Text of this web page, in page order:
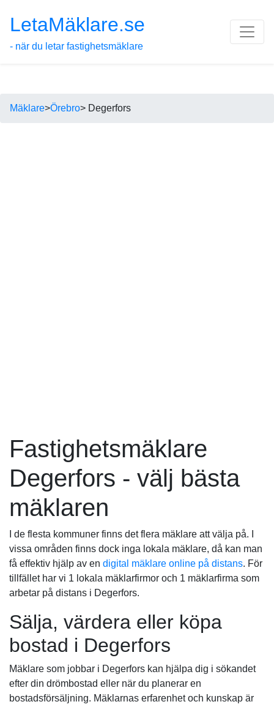
LetaMäklare.se
- när du letar fastighetsmäklare
Mäklare>Örebro> Degerfors
Fastighetsmäklare
Degerfors - välj bästa
mäklaren
I de flesta kommuner finns det flera mäklare att välja på. I
vissa områden finns dock inga lokala mäklare, då kan man
få effektiv hjälp av en digital mäklare online på distans. För
tillfället har vi 1 lokala mäklarfirmor och 1 mäklarfirma som
arbetar på distans i Degerfors.
Sälja, värdera eller köpa
bostad i Degerfors
Mäklare som jobbar i Degerfors kan hjälpa dig i sökandet
efter din drömbostad eller när du planerar en
bostadsförsäljning. Mäklarnas erfarenhet och kunskap är